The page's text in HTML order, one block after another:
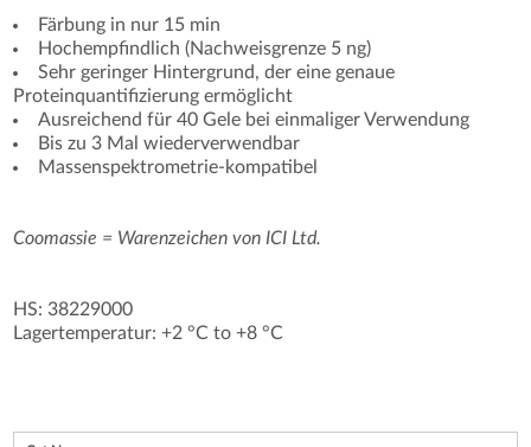
Färbung in nur 15 min
Hochempfindlich (Nachweisgrenze 5 ng)
Sehr geringer Hintergrund, der eine genaue
Proteinquantifizierung ermöglicht
Ausreichend für 40 Gele bei einmaliger Verwendung
Bis zu 3 Mal wiederverwendbar
Massenspektrometrie-kompatibel
Coomassie = Warenzeichen von ICI Ltd.
HS: 38229000
Lagertemperatur: +2 °C to +8 °C